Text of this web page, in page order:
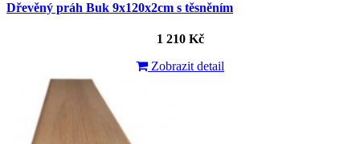
Dřevěný práh Buk 9x120x2cm s těsněním
1 210 Kč
Zobrazit detail